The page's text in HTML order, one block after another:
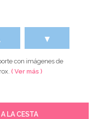
▼
con imágenes de
( Ver más )
LA CESTA